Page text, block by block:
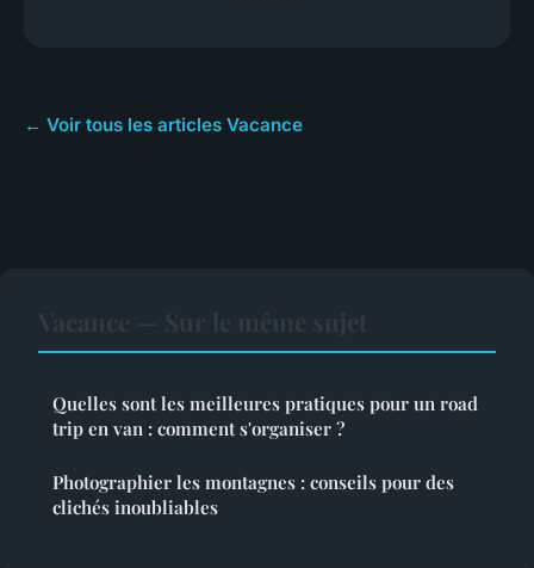
← Voir tous les articles Vacance
Quelles sont les meilleures pratiques pour un road
trip en van : comment s'organiser ?
Photographier les montagnes : conseils pour des
clichés inoubliables